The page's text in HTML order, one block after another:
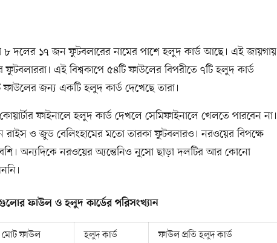
৮ দলের ১৭ জন ফুটবলারের নামের পাশে হলুদ কার্ড আছে। এই জায়গায়
ফুটবলাররা। এই বিশ্বকাপে ৫৪টি ফাউলের বিপরীতে ৭টি হলুদ কার্ড
ফাউলের জন্য একটি হলুদ কার্ড দেখেছে তারা।
ফাইনালে হলুদ কার্ড দেখলে সেমিফাইনালে খেলতে পারবেন না।
ও জুড বেলিংহামের মতো তারকা ফুটবলারও। নরওয়ের বিপক্ষে
অন্যদিকে নরওয়ের অ্যন্তেনিও নুসো ছাড়া দলটির আর কোনো
ফাউল ও হলুদ কার্ডের পরিসংখ্যান
মোট ফাউল হলুদ কার্ড
ফাউল প্রতি হলুদ কার্ড